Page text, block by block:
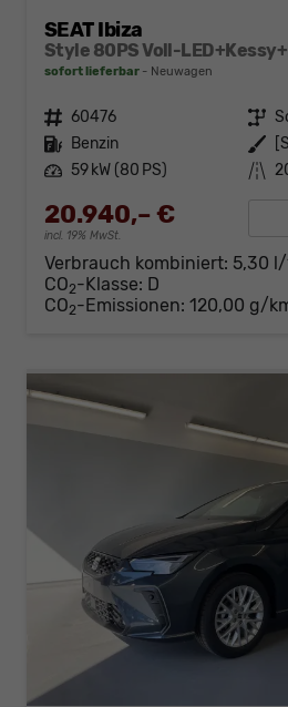
SEAT Ibiza
sofort lieferbar Neuwagen
Fahrzeugnr. 60476 Getriebe
Kraftstoff Benzin Außenfarbe
Leistung 59 kW (80 PS) Kilometerstand
20.940,– €
incl. 19% MwSt.
Verbrauch kombiniert: 5,30
CO2-Klasse: D
CO2-Emissionen: 120,00 g/